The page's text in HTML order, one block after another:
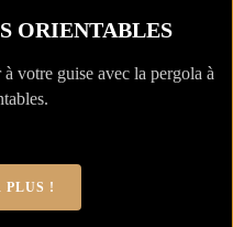
ORIENTABLES
votre guise avec la pergola à
PLUS !